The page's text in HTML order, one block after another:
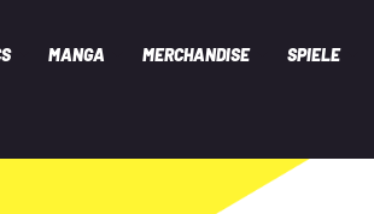
MANGA MERCHANDISE SPIELE